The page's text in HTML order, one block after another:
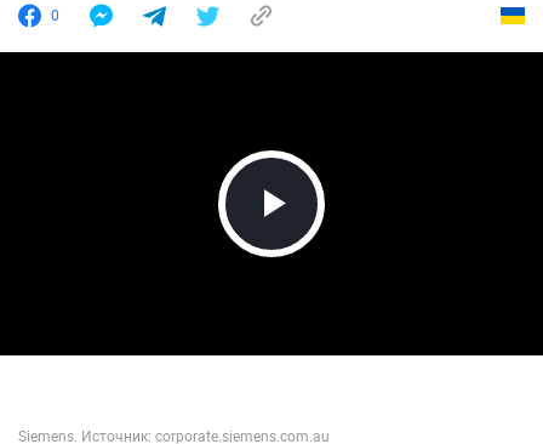
0
Play Video